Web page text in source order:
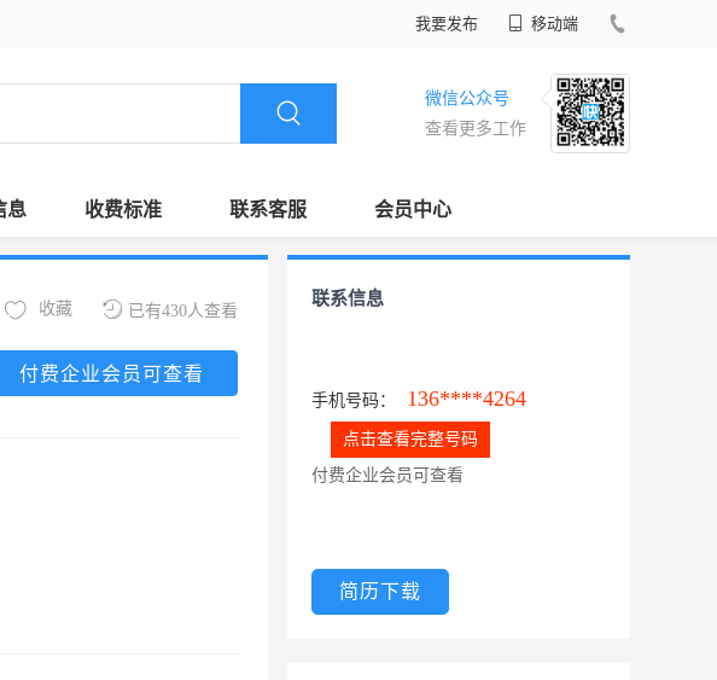
我要发布 移动端
微信公众号
查看更多工作
息 收费标准 联系客服 会员中心
已有430人查看
收藏
付费企业会员可查看
联系信息
手机号码： 136****4264
点击查看完整号码
付费企业会员可查看
简历下载